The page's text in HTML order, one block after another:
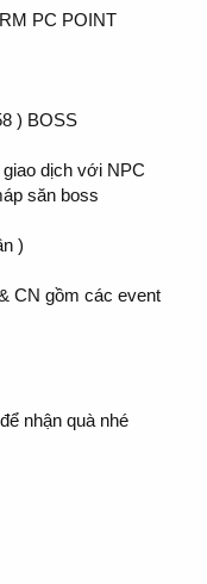
PC POINT
) BOSS
dịch với NPC
săn boss
)
CN gồm các event
nhận quà nhé